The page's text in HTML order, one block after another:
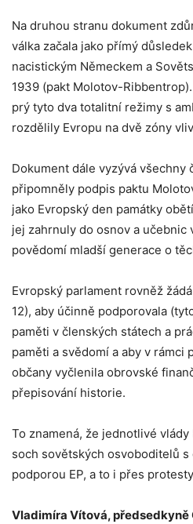
Na druhou stranu dokument
válka začala jako přímý
nacistickým Německem a
1939 (pakt Molotov-
prý tyto dva totalitní režimy s
rozdělily Evropu na dvě zóny
Dokument dále vyzývá všechny
připomněly podpis paktu
jako Evropský den památky
jej zahrnuly do osnov a učebnic
povědomí mladší generace o
Evropský parlament rovněž
12), aby účinně podporovala
paměti v členských státech a
paměti a svědomí a aby v rámci
občany vyčlenila obrovské
přepisování historie.
To znamená, že jednotlivé
soch sovětských osvoboditelů
podporou EP, a to i přes
Vladimíra Vítová, předsedkyně